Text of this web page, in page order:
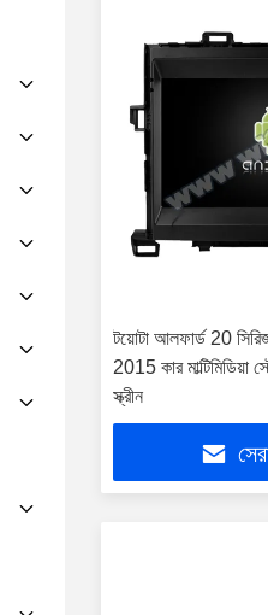
টয়োটা আলফার্ড 20
2015 কার
স্ক্রীন